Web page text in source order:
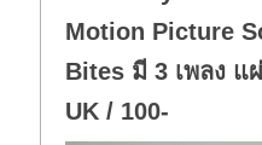
Motion Picture
Bites มี 3 เพลง แ
UK / 100-